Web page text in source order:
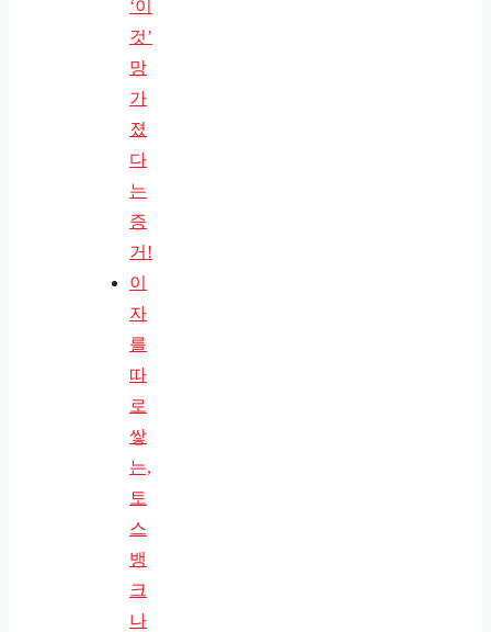
‘이
것’
망
가
졌
다
는
증
거!
이
자
를
따
로
쌓
는,
토
스
뱅
크
나